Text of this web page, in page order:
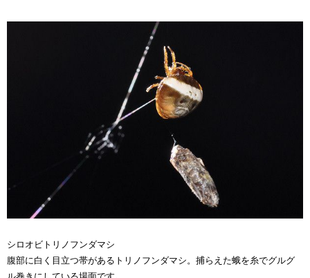
シロオビトリノフンダマシ
腹部に白く目立つ帯があるトリノフンダマシ。捕らえた蛾を糸でグルグ